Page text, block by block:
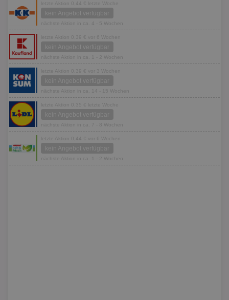
letzte Aktion 0,44 € letzte Woche
kein Angebot verfügbar
nächste Aktion in ca. 4 - 5 Wochen
letzte Aktion 0,39 € vor 6 Wochen
kein Angebot verfügbar
nächste Aktion in ca. 1 - 2 Wochen
letzte Aktion 0,39 € vor 3 Wochen
kein Angebot verfügbar
nächste Aktion in ca. 14 - 15 Wochen
letzte Aktion 0,35 € letzte Woche
kein Angebot verfügbar
nächste Aktion in ca. 7 - 8 Wochen
letzte Aktion 0,44 € vor 6 Wochen
kein Angebot verfügbar
nächste Aktion in ca. 1 - 2 Wochen